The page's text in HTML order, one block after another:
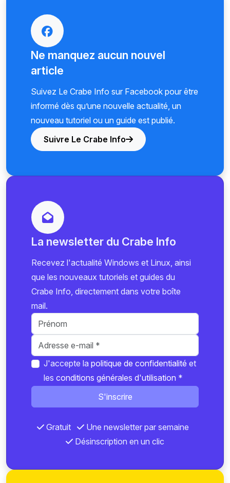
Ne manquez aucun nouvel
article
Suivez Le Crabe Info sur Facebook pour être
informé dès qu’une nouvelle actualité, un
nouveau tutoriel ou un guide est publié.
Suivre Le Crabe Info
La newsletter du Crabe Info
Recevez l'actualité Windows et Linux, ainsi
que les nouveaux tutoriels et guides du
Crabe Info, directement dans votre boîte
mail.
J'accepte la politique de confidentialité et
les conditions générales d'utilisation *
S'inscrire
Gratuit
Une newsletter par semaine
Désinscription en un clic